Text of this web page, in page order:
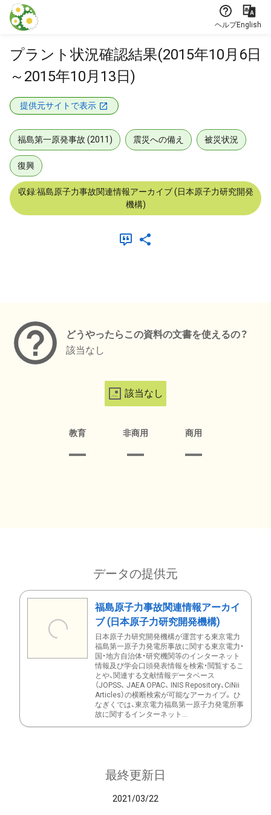
本文に飛ぶ
ヘルプEnglish
プラント状況確認結果(2015年10月6日
～2015年10月13日)
提供元サイトで表示
福島第一原発事故 (2011) 震災への備え 被災状況
復興
収録:福島原子力事故関連情報アーカイブ (日本原子力研究開発
機構)
どうやったらこの資料の文書を使えるの？
該当なし
該当なし
教育 非商用 商用
データの提供元
福島原子力事故関連情報アーカイ
ブ (日本原子力研究開発機構)
日本原子力研究開発機構が運営する東京電力
福島第一原子力発電所事故に関する東京電力・
国・地方自治体・研究機関等のインターネット
情報及び学会口頭発表情報を検索・閲覧するこ
とや、関連する文献情報データベース
（JOPSS、 JAEA OPAC、 INIS Repository、CiNii
Articles）の横断検索が可能なアーカイブ。 ひ
なぎくでは、東京電力福島第一原子力発電所事
故に関するインターネット...
最終更新日
2021/03/22